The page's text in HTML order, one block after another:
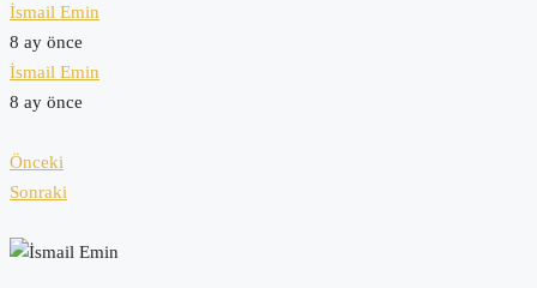
İsmail Emin
8 ay önce
İsmail Emin
8 ay önce
Önceki
Sonraki